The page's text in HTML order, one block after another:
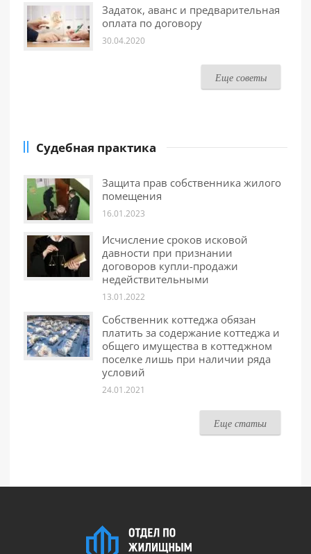
Задаток, аванс и предварительная
оплата по договору
30.04.2020
Еще советы
Судебная практика
Защита прав собственника жилого
помещения
16.01.2023
Исчисление сроков исковой
давности при признании
договоров купли-продажи
недействительными
13.01.2022
Собственник коттеджа обязан
платить за содержание коттеджа и
общего имущества в коттеджном
поселке лишь при наличии ряда
условий
24.01.2021
Еще статьи